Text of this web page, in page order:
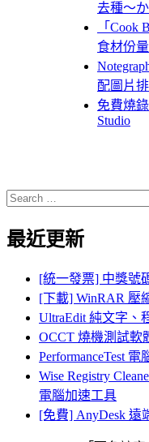
去種～
「Cook
食材份
配圖片
免費燒
Studio
Search
for:
最近更新
[統一發票] 中獎號
[下載] WinRAR 壓
UltraEdit 純文字、
OCCT 燒機測試軟
PerformanceTest
Wise Registry
電腦加速工具
[免費] AnyDesk 遠